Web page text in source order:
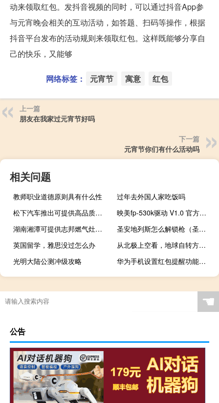
动来领取红包。发抖音视频的同时，可以通过抖音App参
与元宵晚会相关的互动活动，如答题、扫码等操作，根据
抖音平台发布的活动规则来领取红包。这样既能够分享自
己的快乐，又能够
网络标签： 元宵节 寓意 红包
上一篇
朋友在我家过元宵节好吗
下一篇
元宵节你们有什么活动吗
相关问题
教师职业道德原则具有什么性
过年去外国人家吃饭吗
松下汽车推出可提供高品质低功耗聆听体验的电动汽车EV音频系统
映美fp-530k驱动 V1.0 官方版（映美fp-530k驱动 V1.0 官方版功能简介）
湖南湘潭可提供志邦燃气灶维修服务地址在哪
圣安地列斯怎么解锁枪（圣安地列斯秘籍激光枪）
英国留学，雅思没过怎么办
从北极上空看，地球自转方向是
光明大陆公测冲级攻略
华为手机设置红包提醒功能的方法（华为手机设置红包提醒功能）
☚
公告